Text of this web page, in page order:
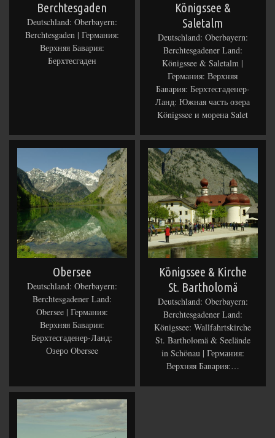
Berchtesgaden
Deutschland: Oberbayern:
Berchtesgaden | Германия:
Верхняя Бавария:
Берхтесгаден
Königssee &
Saletalm
Deutschland: Oberbayern:
Berchtesgadener Land:
Königssee & Saletalm |
Германия: Верхняя
Бавария: Берхтесгаденер-
Ланд: Южная часть озера
Königssee и морена Salet
Obersee
Deutschland: Oberbayern:
Berchtesgadener Land:
Obersee | Германия:
Верхняя Бавария:
Берхтесгаденер-Ланд:
Озеро Obersee
Königssee & Kirche
St. Bartholomä
Deutschland: Oberbayern:
Berchtesgadener Land:
Königssee: Wallfahrtskirche
St. Bartholomä & Seelände
in Schönau | Германия:
Верхняя Бавария:…